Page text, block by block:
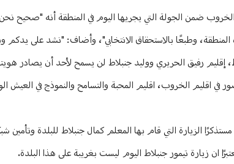
الخروب ضمن الجولة التي يجريها اليوم في المنطقة أنه "صحيح
وطبعًا بالاستحقاق الانتخابي"، وأضاف: "نشد على يدكم
في اقليم الخروب، اقليم المحبة والتسامح والنموذج في العيش
الزيارة التي قام بها المعلم كمال جنبلاط للبلدة وتأمين
ان زيارة تيمور جنبلاط اليوم ليست بغريبة على هذا البلدة.